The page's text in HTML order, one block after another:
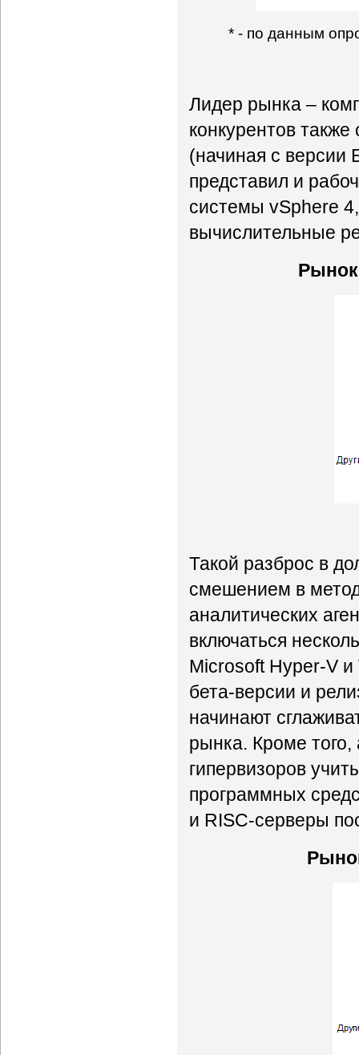
* - по данным
Лидер рынка –
конкурентов
(начиная с версии
представил и
системы vSphere
вычислительные
Рынок
Такой разброс в
смешением в
аналитических
включаться
Microsoft Hyper-V и
бета-версии и
начинают
рынка. Кроме
гипервизоров
программных
и RISC-серверы